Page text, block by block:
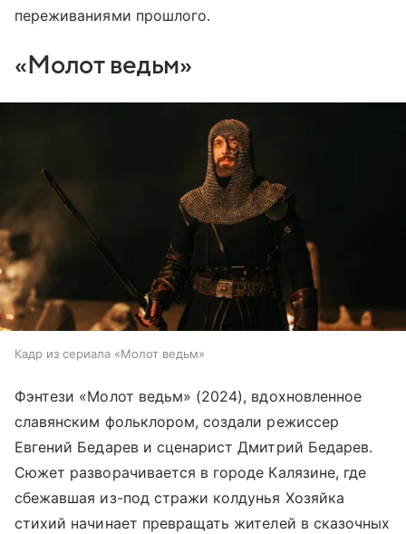
переживаниями прошлого.
«Молот ведьм»
Кадр из сериала «Молот ведьм»
Фэнтези «Молот ведьм» (2024), вдохновленное
славянским фольклором, создали режиссер
Евгений Бедарев и сценарист Дмитрий Бедарев.
Сюжет разворачивается в городе Калязине, где
сбежавшая из-под стражи колдунья Хозяйка
стихий начинает превращать жителей в сказочных